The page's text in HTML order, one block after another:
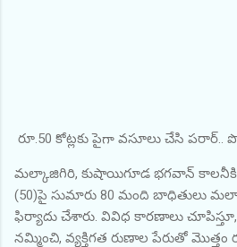
రూ.50 కోట్లకు పైగా వసూలు చేసి పరార్..
మల్కాజిగిరి, కుషాయిగూడ భగవాన్ కాలనీకి
(50)పై సుమారు 80 మంది బాధితులు
ఫిర్యాదు చేశారు. వివిధ కారణాలు చూపిస్తూ,
నమ్మించి, వ్యక్తిగత రుణాల పేరుతో మొత్తం